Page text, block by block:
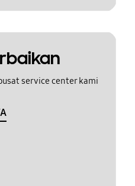
service center kami